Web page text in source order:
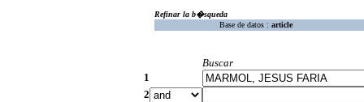
Refinar la b�squeda
Base de datos : article
Buscar
1
2